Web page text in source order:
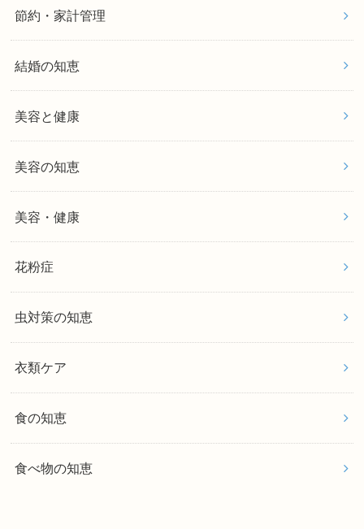
節約・家計管理
結婚の知恵
美容と健康
美容の知恵
美容・健康
花粉症
虫対策の知恵
衣類ケア
食の知恵
食べ物の知恵